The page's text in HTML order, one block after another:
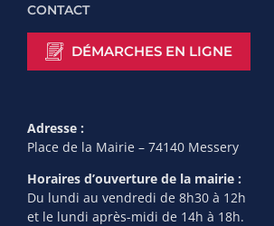
CONTACT
DÉMARCHES EN LIGNE
Adresse :
Place de la Mairie – 74140 Messery
Horaires d’ouverture de la mairie :
Du lundi au vendredi de 8h30 à 12h
et le lundi après-midi de 14h à 18h.